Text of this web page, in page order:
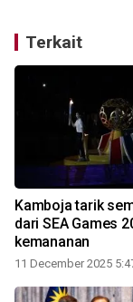
Terkait
Kamboja tarik
dari SEA Games
kemananan
11 December 2025